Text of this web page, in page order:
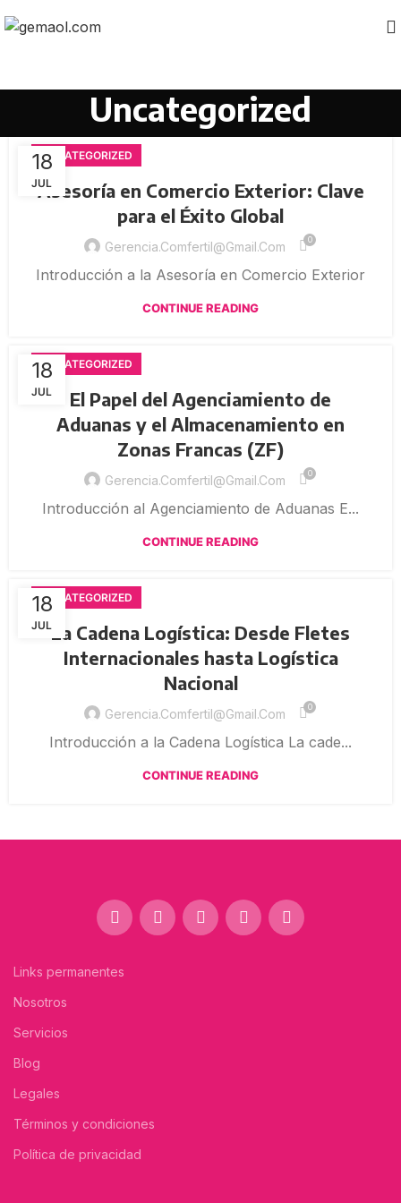
Uncategorized
18
JUL
UNCATEGORIZED
Asesoría en Comercio Exterior: Clave
para el Éxito Global
Gerencia.comfertil@gmail.com 0
Introducción a la Asesoría en Comercio Exterior
CONTINUE READING
18
JUL
UNCATEGORIZED
El Papel del Agenciamiento de
Aduanas y el Almacenamiento en
Zonas Francas (ZF)
Gerencia.comfertil@gmail.com 0
Introducción al Agenciamiento de Aduanas E...
CONTINUE READING
18
JUL
UNCATEGORIZED
La Cadena Logística: Desde Fletes
Internacionales hasta Logística
Nacional
Gerencia.comfertil@gmail.com 0
Introducción a la Cadena Logística La cade...
CONTINUE READING
Links permanentes
Nosotros
Servicios
Blog
Legales
Términos y condiciones
Política de privacidad